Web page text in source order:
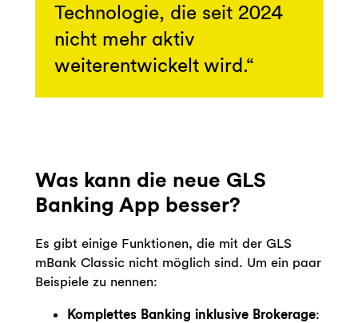
Technologie, die seit 2024
nicht mehr aktiv
weiterentwickelt wird.
Was kann die neue GLS
Banking App besser?
Es gibt einige Funktionen, die mit der GLS
mBank Classic nicht möglich sind. Um ein paar
Beispiele zu nennen:
Komplettes Banking inklusive Brokerage: